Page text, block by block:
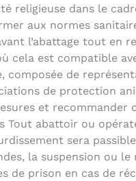
religieuse dans le
aux normes
l’abattage tout en
cela est compatible
composée de
de protection
et recommander
Tout abattoir ou
sera
la suspension ou
de prison en cas de